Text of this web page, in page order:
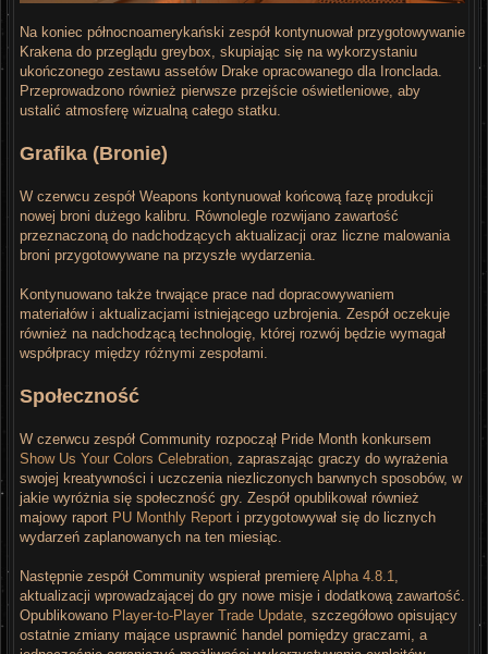
Na koniec północnoamerykański zespół kontynuował przygotowywanie
Krakena do przeglądu greybox, skupiając się na wykorzystaniu
ukończonego zestawu assetów Drake opracowanego dla Ironclada.
Przeprowadzono również pierwsze przejście oświetleniowe, aby
ustalić atmosferę wizualną całego statku.
Grafika (Bronie)
W czerwcu zespół Weapons kontynuował końcową fazę produkcji
nowej broni dużego kalibru. Równolegle rozwijano zawartość
przeznaczoną do nadchodzących aktualizacji oraz liczne malowania
broni przygotowywane na przyszłe wydarzenia.
Kontynuowano także trwające prace nad dopracowywaniem
materiałów i aktualizacjami istniejącego uzbrojenia. Zespół oczekuje
również na nadchodzącą technologię, której rozwój będzie wymagał
współpracy między różnymi zespołami.
Społeczność
W czerwcu zespół Community rozpoczął Pride Month konkursem
Show Us Your Colors Celebration, zapraszając graczy do wyrażenia
swojej kreatywności i uczczenia niezliczonych barwnych sposobów, w
jakie wyróżnia się społeczność gry. Zespół opublikował również
majowy raport PU Monthly Report i przygotowywał się do licznych
wydarzeń zaplanowanych na ten miesiąc.
Następnie zespół Community wspierał premierę Alpha 4.8.1,
aktualizacji wprowadzającej do gry nowe misje i dodatkową zawartość.
Opublikowano Player-to-Player Trade Update, szczegółowo opisujący
ostatnie zmiany mające usprawnić handel pomiędzy graczami, a